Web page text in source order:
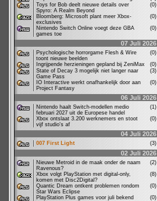
Toys for Bob deelt nieuwe details over
Spyro: A Realm Beyond
(0)
Bloomberg: Microsoft plant meer Xbox-
exclusives
(0)
Nintendo Switch Online voegt deze GBA
games toe
(0)
07 Juli 2026
Psychologische horrorgame Flesh & Wire
toont nieuwe beelden
(0)
Ingrijpende herzieningen gepland bij ZeniMax
(0)
State of Decay 3 mogelijk niet langer naar
Game Pass
(3)
IO Interactive werkt onafhankelijk door aan
Project Fantasy
(0)
06 Juli 2026
Nintendo haalt Switch-modellen medio
februari 2027 uit de Europese handel
(1)
Xbox ontslaat 3.200 werknemers en stoot
vijf studio's af
(0)
04 Juli 2026
007 First Light (3)
02 Juli 2026
Nieuwe Metroid in de maak onder de naam
Ravenous?
(2)
Xbox volgt PlayStation met digital-only,
komen met Disc2Digital?
(8)
Quantic Dream ontkent problemen rondom
Star Wars Eclipse
(0)
PlayStation Plus games voor juli bekend
(0)